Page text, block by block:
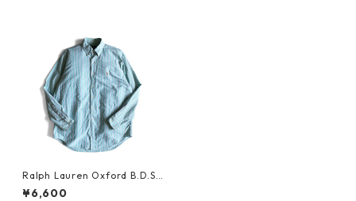
Ralph Lauren Oxford B.D.Sh
irt_1
¥6,600